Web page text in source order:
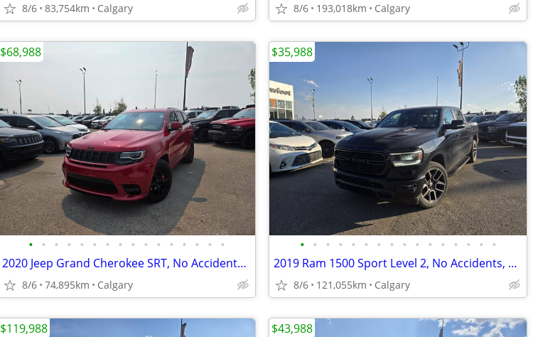
8/6 83,754km Calgary 8/6 193,018km Calgary
• • • • • • • • • • • • • • • •
2020 Jeep Grand Cherokee SRT, No Accidents, Service History #11163
8/6 74,895km Calgary
$68,988
• • • • • • • • • • • • • • • •
2019 Ram 1500 Sport Level 2, No Accidents, Local Unit #260608A
8/6 121,055km Calgary
$35,988
$119,988 $43,988